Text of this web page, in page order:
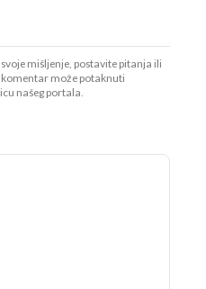
mišljenje, postavite pitanja ili
komentar može potaknuti
našeg portala.